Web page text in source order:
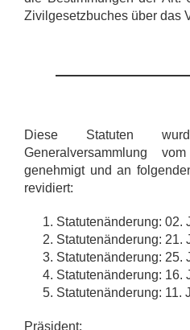
Zivilgesetzbuches über das
Diese Statuten
Generalversammlung
genehmigt und an
revidiert:
Statutenänderung: 02.
Statutenänderung: 21.
Statutenänderung: 25.
Statutenänderung: 16.
Statutenänderung: 11.
Präsident: